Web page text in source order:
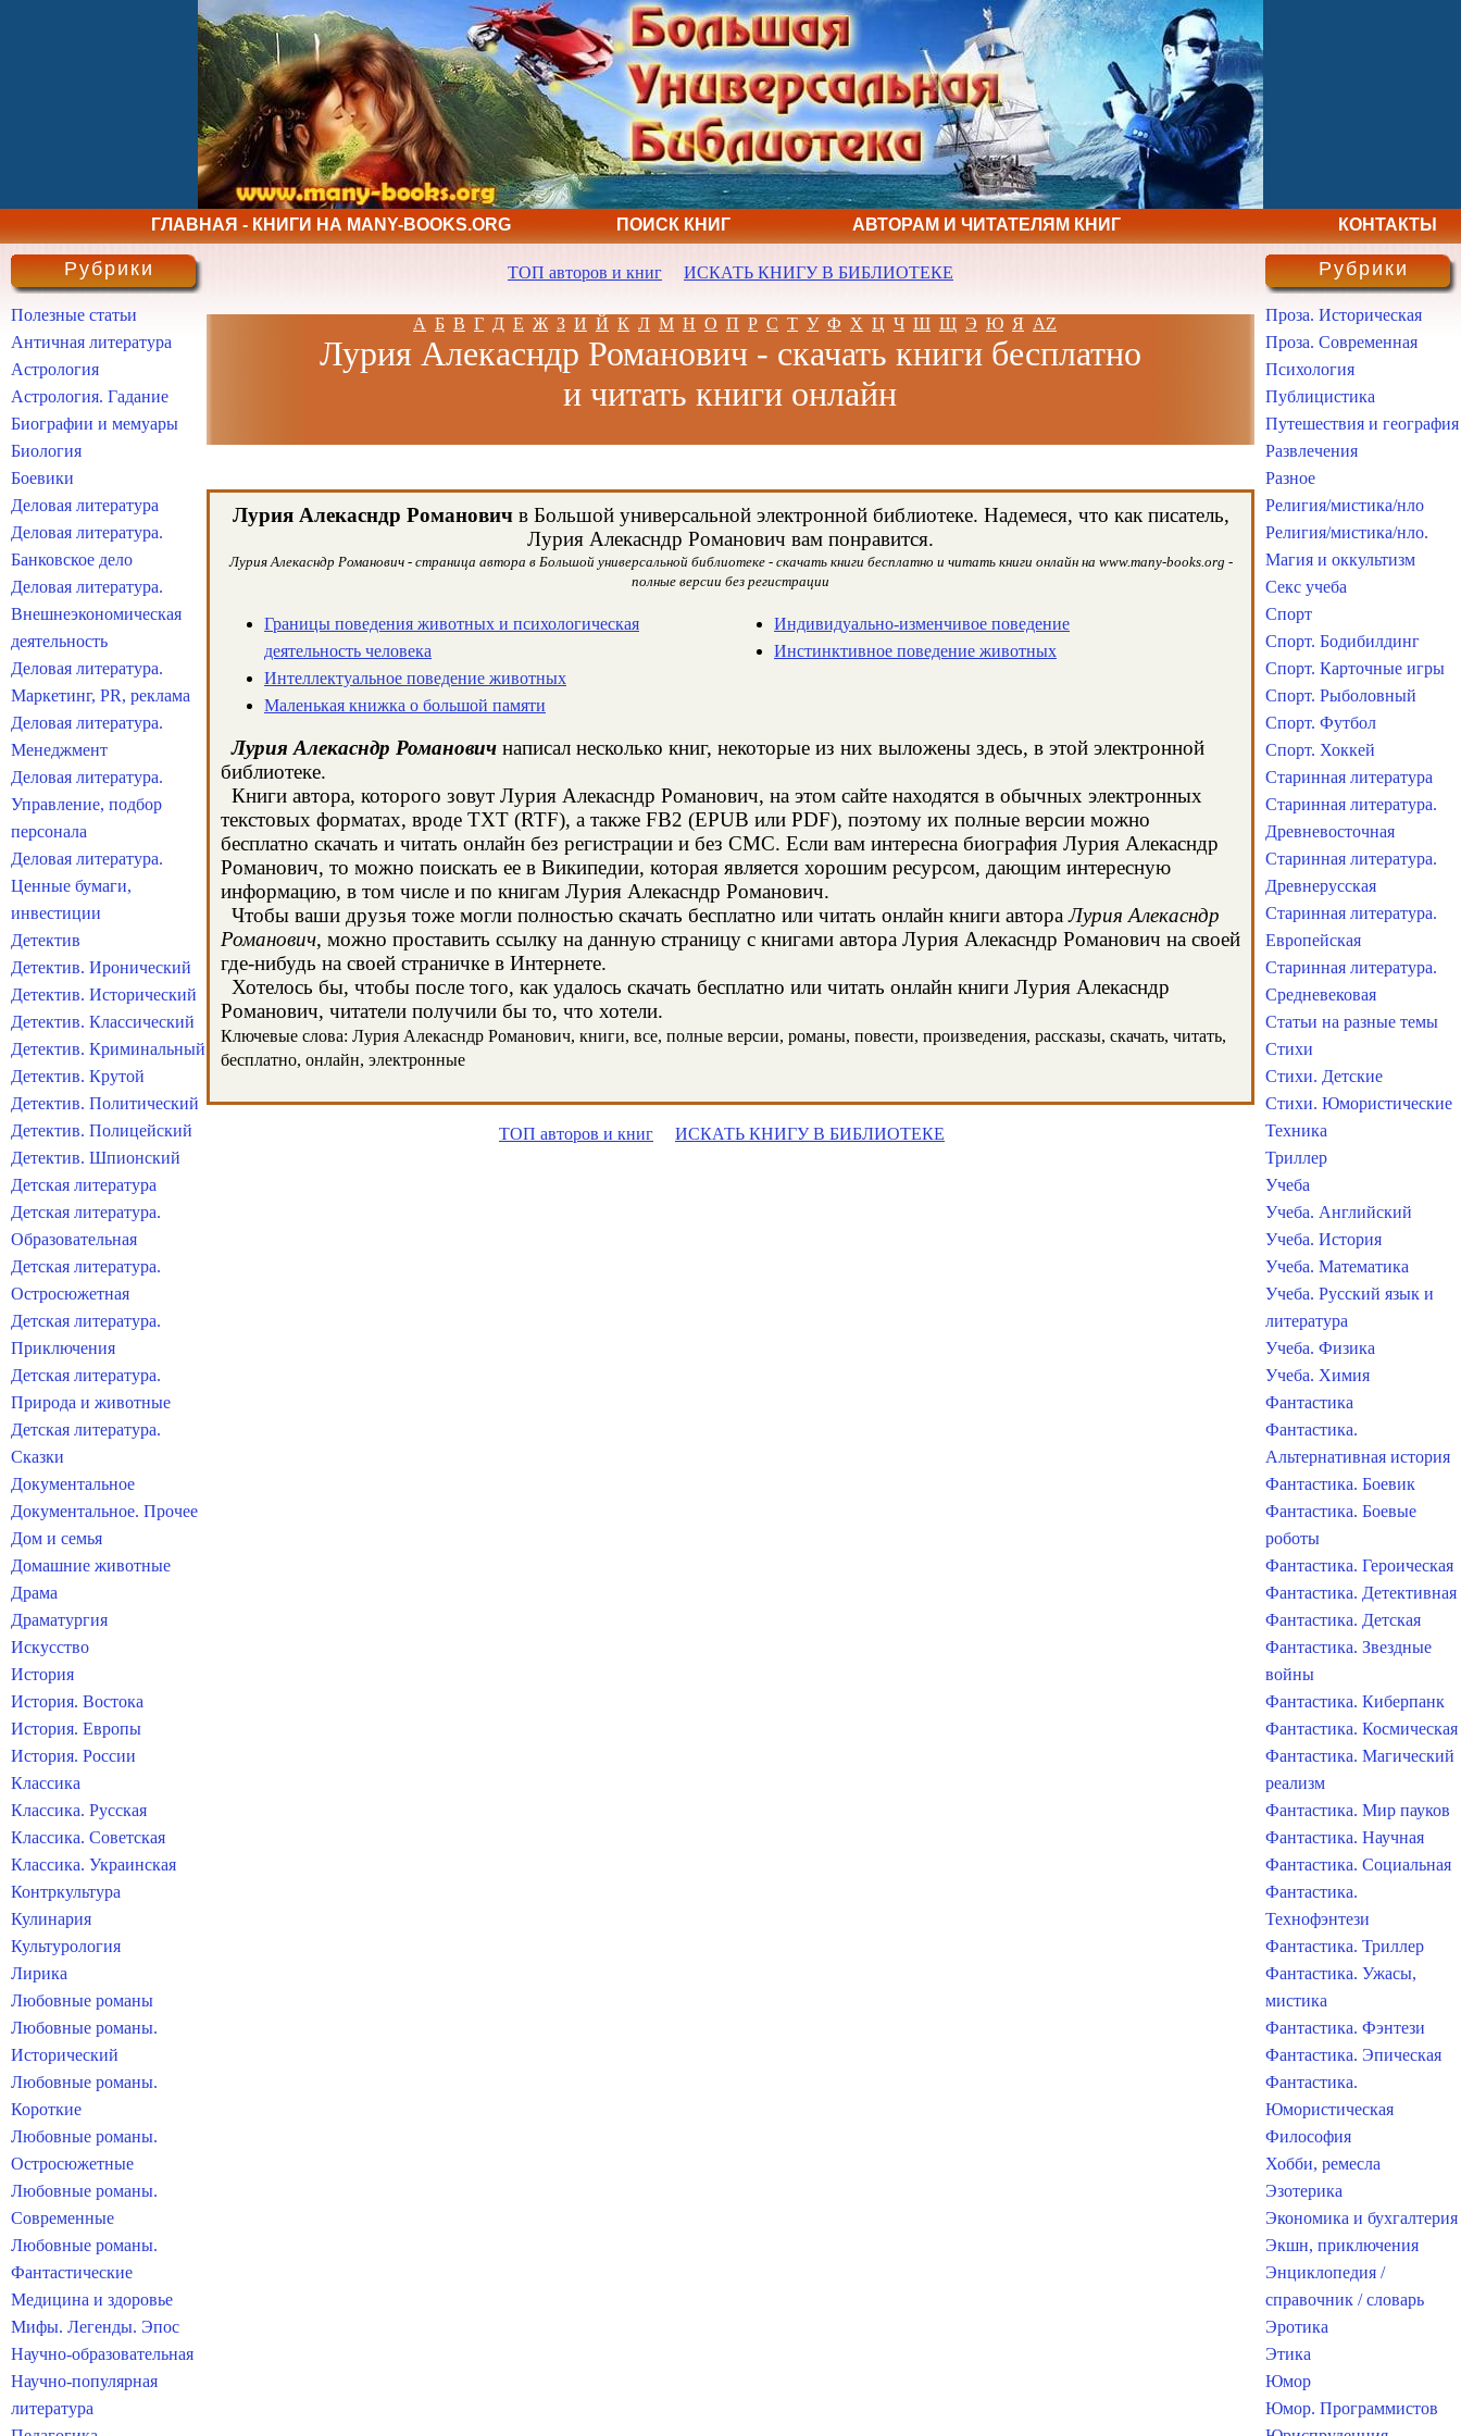
ГЛАВНАЯ - КНИГИ НА MANY-BOOKS.ORG ПОИСК КНИГ АВТОРАМ И ЧИТАТЕЛЯМ КНИГ КОНТАКТЫ
ТОП авторов и книг ИСКАТЬ КНИГУ В БИБЛИОТЕКЕ
А Б В Г Д Е Ж З И Й К Л М Н О П Р С Т У Ф Х Ц Ч Ш Щ Э Ю Я AZ
Лурия Алекасндр Романович - скачать книги бесплатно
и читать книги онлайн
Лурия Алекасндр Романовичв Большой универсальной электронной библиотеке. Надемеся, что как писатель,
Лурия Алекасндр Романович вам понравится.
Лурия Алекасндр Романович - страница автора в Большой универсальной библиотеке - скачать книги бесплатно и читать книги онлайн на www.many-books.org -
полные версии без регистрации
Границы поведения животных и психологическая
деятельность человека
Интеллектуальное поведение животных
Маленькая книжка о большой памяти
Индивидуально-изменчивое поведение
Инстинктивное поведение животных
Лурия Алекасндр Романович написал несколько книг, некоторые из них выложены здесь, в этой электронной
библиотеке.
Книги автора, которого зовут Лурия Алекасндр Романович, на этом сайте находятся в обычных электронных
текстовых форматах, вроде TXT (RTF), а также FB2 (EPUB или PDF), поэтому их полные версии можно
бесплатно скачать и читать онлайн без регистрации и без СМС. Если вам интересна биография Лурия Алекасндр
Романович, то можно поискать ее в Википедии, которая является хорошим ресурсом, дающим интересную
информацию, в том числе и по книгам Лурия Алекасндр Романович.
Чтобы ваши друзья тоже могли полностью скачать бесплатно или читать онлайн книги автораЛурия Алекасндр
Романович, можно проставить ссылку на данную страницу с книгами автора Лурия Алекасндр Романович на своей
где-нибудь на своей страничке в Интернете.
Хотелось бы, чтобы после того, как удалось скачать бесплатно или читать онлайн книги Лурия Алекасндр
Романович, читатели получили бы то, что хотели.
Ключевые слова: Лурия Алекасндр Романович, книги, все, полные версии, романы, повести, произведения, рассказы, скачать, читать,
бесплатно, онлайн, электронные
ТОП авторов и книг ИСКАТЬ КНИГУ В БИБЛИОТЕКЕ
Рубрики
Полезные статьи
Античная литература
Астрология
Астрология. Гадание
Биографии и мемуары
Биология
Боевики
Деловая литература
Деловая литература.
Банковское дело
Деловая литература.
Внешнеэкономическая
деятельность
Деловая литература.
Маркетинг, PR, реклама
Деловая литература.
Менеджмент
Деловая литература.
Управление, подбор
персонала
Деловая литература.
Ценные бумаги,
инвестиции
Детектив
Детектив. Иронический
Детектив. Исторический
Детектив. Классический
Детектив. Криминальный
Детектив. Крутой
Детектив. Политический
Детектив. Полицейский
Детектив. Шпионский
Детская литература
Детская литература.
Образовательная
Детская литература.
Остросюжетная
Детская литература.
Приключения
Детская литература.
Природа и животные
Детская литература.
Сказки
Документальное
Документальное. Прочее
Дом и семья
Домашние животные
Драма
Драматургия
Искусство
История
История. Востока
История. Европы
История. России
Классика
Классика. Русская
Классика. Советская
Классика. Украинская
Контркультура
Кулинария
Культурология
Лирика
Любовные романы
Любовные романы.
Исторический
Любовные романы.
Короткие
Любовные романы.
Остросюжетные
Любовные романы.
Современные
Любовные романы.
Фантастические
Медицина и здоровье
Мифы. Легенды. Эпос
Научно-образовательная
Научно-популярная
литература
Рубрики
Проза. Историческая
Проза. Современная
Психология
Публицистика
Путешествия и география
Развлечения
Разное
Религия/мистика/нло
Религия/мистика/нло.
Магия и оккультизм
Секс учеба
Спорт
Спорт. Бодибилдинг
Спорт. Карточные игры
Спорт. Рыболовный
Спорт. Футбол
Спорт. Хоккей
Старинная литература
Старинная литература.
Древневосточная
Старинная литература.
Древнерусская
Старинная литература.
Европейская
Старинная литература.
Средневековая
Статьи на разные темы
Стихи
Стихи. Детские
Стихи. Юмористические
Техника
Триллер
Учеба
Учеба. Английский
Учеба. История
Учеба. Математика
Учеба. Русский язык и
литература
Учеба. Физика
Учеба. Химия
Фантастика
Фантастика.
Альтернативная история
Фантастика. Боевик
Фантастика. Боевые
роботы
Фантастика. Героическая
Фантастика. Детективная
Фантастика. Детская
Фантастика. Звездные
войны
Фантастика. Киберпанк
Фантастика. Космическая
Фантастика. Магический
реализм
Фантастика. Мир пауков
Фантастика. Научная
Фантастика. Социальная
Фантастика.
Технофэнтези
Фантастика. Триллер
Фантастика. Ужасы,
мистика
Фантастика. Фэнтези
Фантастика. Эпическая
Фантастика.
Юмористическая
Философия
Хобби, ремесла
Эзотерика
Экономика и бухгалтерия
Экшн, приключения
Энциклопедия /
справочник / словарь
Эротика
Этика
Юмор
Юмор. Программистов